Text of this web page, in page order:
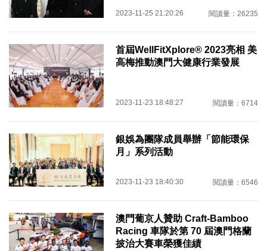
2023-11-25 21:20:26 閱讀量：26235
首屆WellFitXplore® 2023亮相 美
高梅推動澳門大健康行業發展
2023-11-23 18:48:27 閱讀量：6714
銀娛為團隊成員舉辦「節能環保
月」系列活動
2023-11-23 18:40:30 閱讀量：6546
澳門葡京人贊助 Craft-Bamboo
Racing 車隊於第 70 屆澳門格蘭
披治大賽車榮獲佳績